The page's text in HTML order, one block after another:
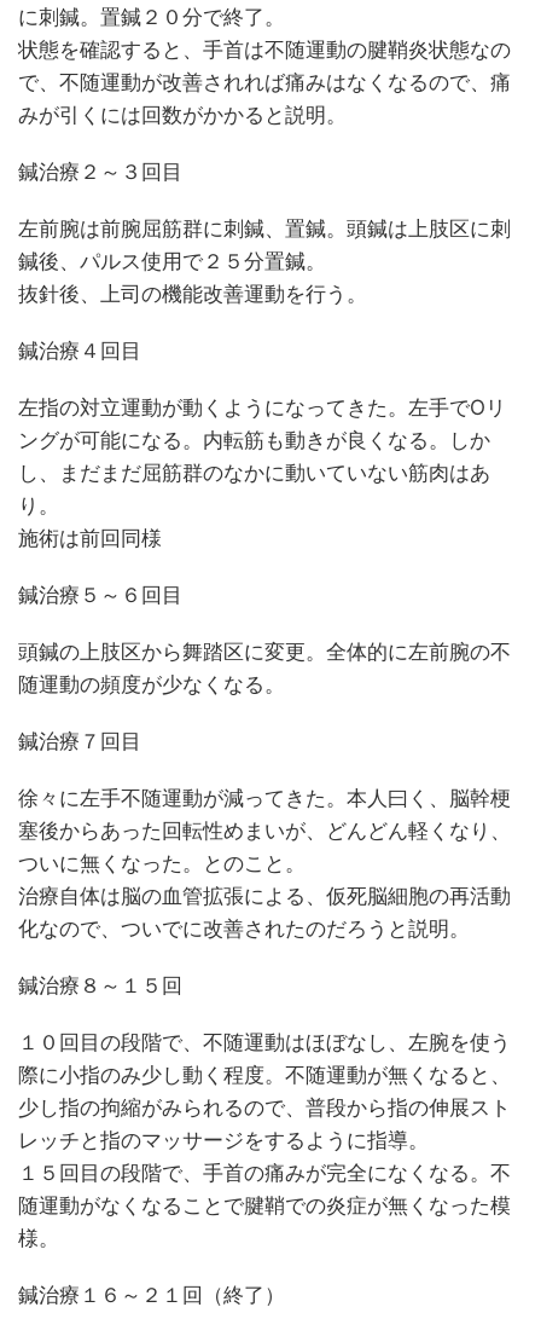
に刺鍼。置鍼２０分で終了。
状態を確認すると、手首は不随運動の腱鞘炎状態なの
で、不随運動が改善されれば痛みはなくなるので、痛
みが引くには回数がかかると説明。
鍼治療２～３回目
左前腕は前腕屈筋群に刺鍼、置鍼。頭鍼は上肢区に刺
鍼後、パルス使用で２５分置鍼。
抜針後、上司の機能改善運動を行う。
鍼治療４回目
左指の対立運動が動くようになってきた。左手でOリ
ングが可能になる。内転筋も動きが良くなる。しか
し、まだまだ屈筋群のなかに動いていない筋肉はあ
り。
施術は前回同様
鍼治療５～６回目
頭鍼の上肢区から舞踏区に変更。全体的に左前腕の不
随運動の頻度が少なくなる。
鍼治療７回目
徐々に左手不随運動が減ってきた。本人曰く、脳幹梗
塞後からあった回転性めまいが、どんどん軽くなり、
ついに無くなった。とのこと。
治療自体は脳の血管拡張による、仮死脳細胞の再活動
化なので、ついでに改善されたのだろうと説明。
鍼治療８～１５回
１０回目の段階で、不随運動はほぼなし、左腕を使う
際に小指のみ少し動く程度。不随運動が無くなると、
少し指の拘縮がみられるので、普段から指の伸展スト
レッチと指のマッサージをするように指導。
１５回目の段階で、手首の痛みが完全になくなる。不
随運動がなくなることで腱鞘での炎症が無くなった模
様。
鍼治療１６～２１回（終了）